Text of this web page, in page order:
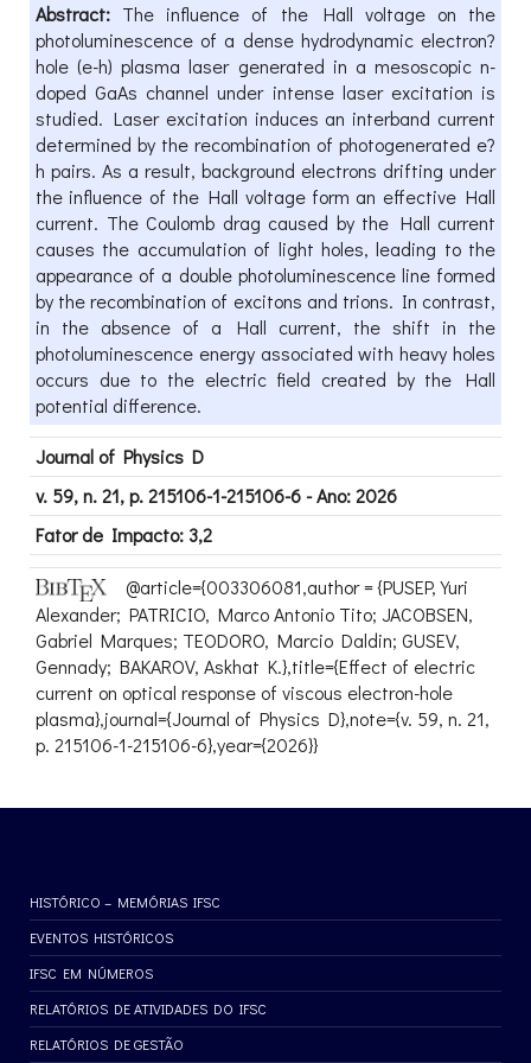
Abstract: The influence of the Hall voltage on the
photoluminescence of a dense hydrodynamic electron?
hole (e-h) plasma laser generated in a mesoscopic n-
doped GaAs channel under intense laser excitation is
studied. Laser excitation induces an interband current
determined by the recombination of photogenerated e?
h pairs. As a result, background electrons drifting under
the influence of the Hall voltage form an effective Hall
current. The Coulomb drag caused by the Hall current
causes the accumulation of light holes, leading to the
appearance of a double photoluminescence line formed
by the recombination of excitons and trions. In contrast,
in the absence of a Hall current, the shift in the
photoluminescence energy associated with heavy holes
occurs due to the electric field created by the Hall
potential difference.
Journal of Physics D
v. 59, n. 21, p. 215106-1-215106-6 - Ano: 2026
Fator de Impacto: 3,2
@article={003306081,author = {PUSEP, Yuri
Alexander; PATRICIO, Marco Antonio Tito; JACOBSEN,
Gabriel Marques; TEODORO, Marcio Daldin; GUSEV,
Gennady; BAKAROV, Askhat K.},title={Effect of electric
current on optical response of viscous electron-hole
plasma},journal={Journal of Physics D},note={v. 59, n. 21,
p. 215106-1-215106-6},year={2026}}
HISTÓRICO – MEMÓRIAS IFSC
EVENTOS HISTÓRICOS
IFSC EM NÚMEROS
RELATÓRIOS DE ATIVIDADES DO IFSC
RELATÓRIOS DE GESTÃO